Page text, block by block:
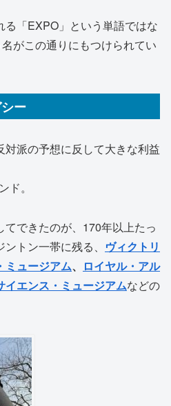
「EXPO」という単語ではな
がこの通りにもつけられてい
ー
対派の予想に反して大きな利益
ド。
できたのが、170年以上たっ
トン一帯に残る、 ヴィクトリ
ミュージアム、
ロイヤル・アル
イエンス・ミュージアムなどの